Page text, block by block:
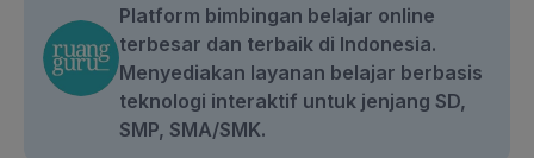
Platform bimbingan belajar online
terbesar dan terbaik di Indonesia.
Menyediakan layanan belajar berbasis
teknologi interaktif untuk jenjang SD,
SMP, SMA/SMK.